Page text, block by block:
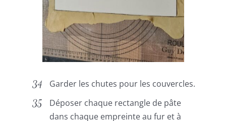
Garder les chutes pour les couvercles.
Déposer chaque rectangle de pâte
dans chaque empreinte au fur et à